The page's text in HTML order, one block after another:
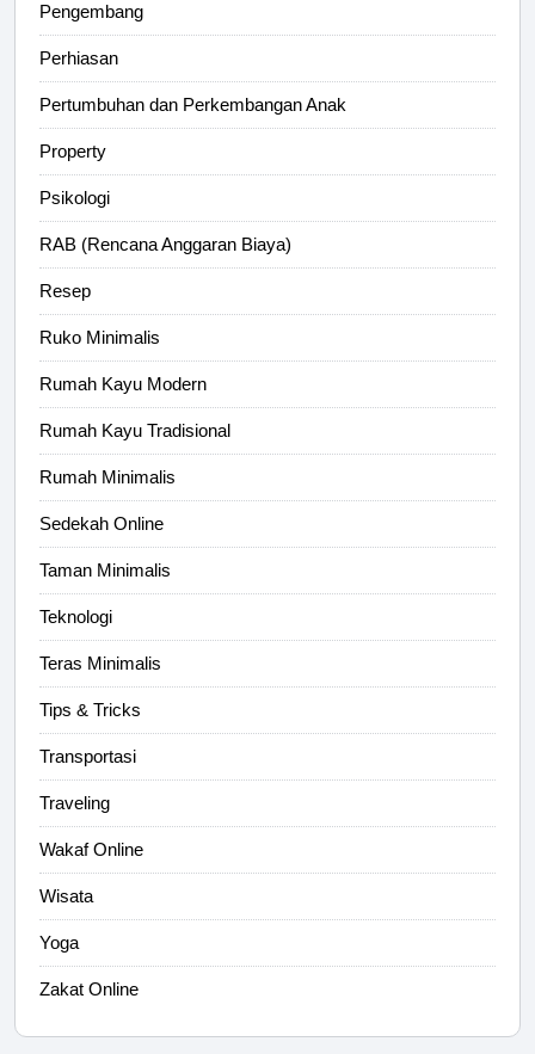
Pengembang
Perhiasan
Pertumbuhan dan Perkembangan Anak
Property
Psikologi
RAB (Rencana Anggaran Biaya)
Resep
Ruko Minimalis
Rumah Kayu Modern
Rumah Kayu Tradisional
Rumah Minimalis
Sedekah Online
Taman Minimalis
Teknologi
Teras Minimalis
Tips & Tricks
Transportasi
Traveling
Wakaf Online
Wisata
Yoga
Zakat Online